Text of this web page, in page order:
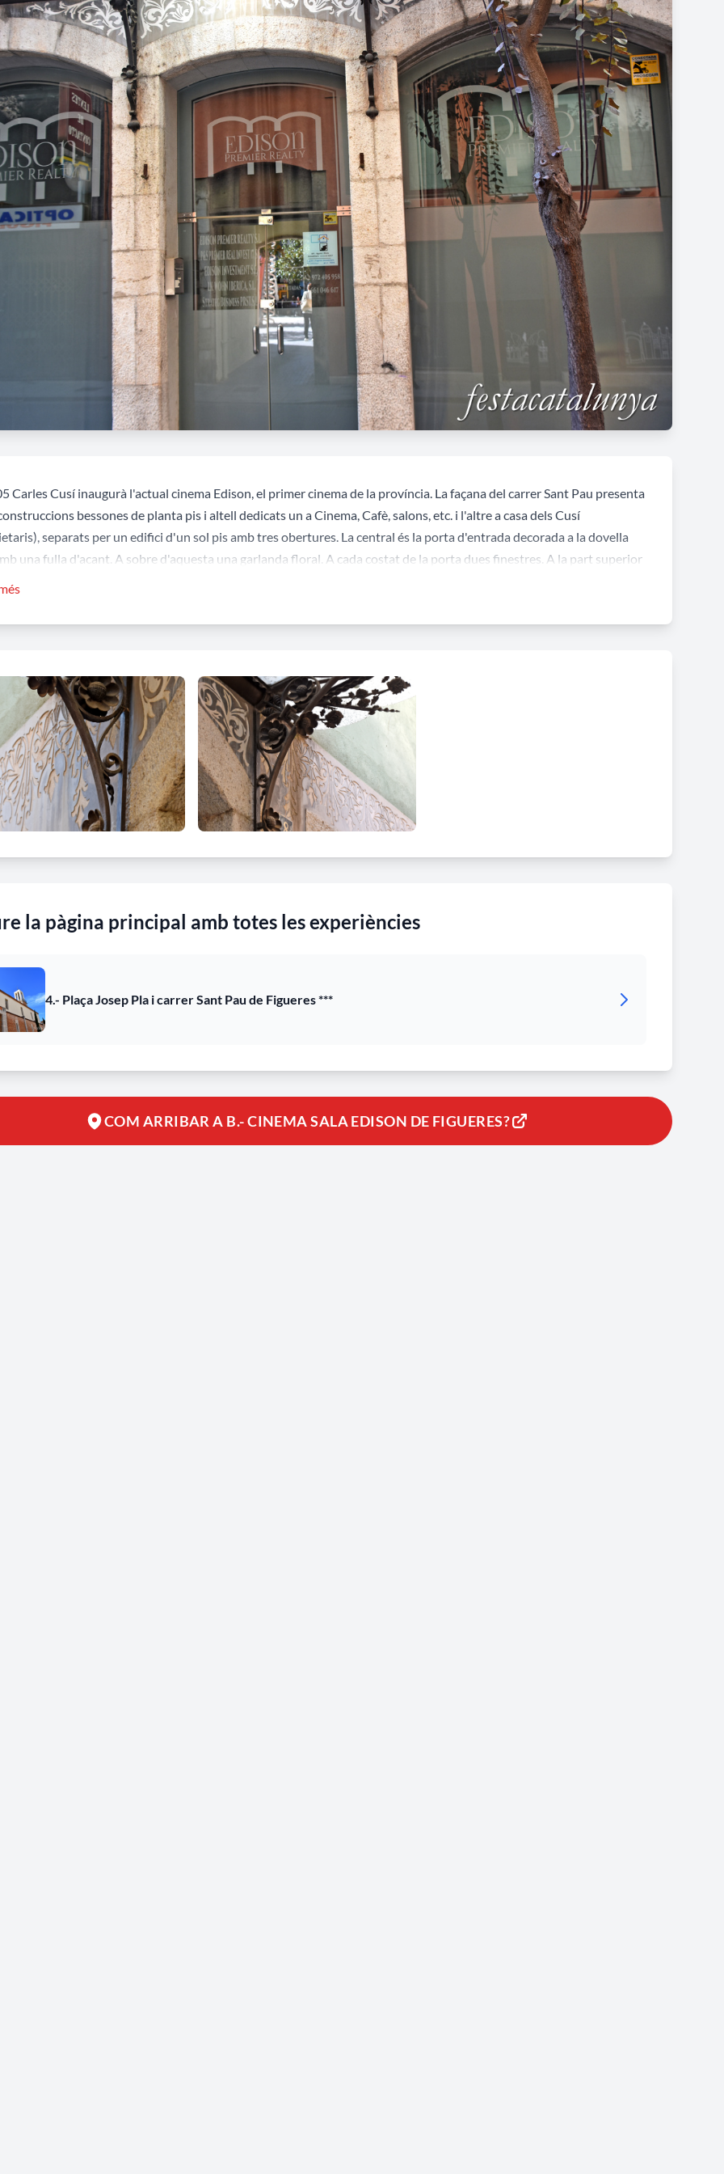
Carles Cusí inaugurà l'actual cinema Edison, el primer cinema de la província. La façana del carrer Sant Pau presenta
bessones de planta pis i altell dedicats un a Cinema, Cafè, salons, etc. i l'altre a casa dels Cusí
separats per un edifici d'un sol pis amb tres obertures. La central és la porta d'entrada decorada a la dovella
una fulla d'acant. A sobre d'aquesta una garlanda floral. A cada costat de la porta dues finestres. A la part superior
pis, i sèries de tres finestres en el segon. Aquesta façana està ordenada a partir de pilastres adossades d'ordre gegant
la pàgina principal amb totes les experiències
4.- Plaça Josep Pla i carrer Sant Pau de Figueres ***
COM ARRIBAR A B.- CINEMA SALA EDISON DE FIGUERES?